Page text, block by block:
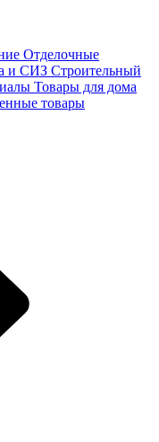
Отделочные
и СИЗ Строительный
Товары для дома
товары